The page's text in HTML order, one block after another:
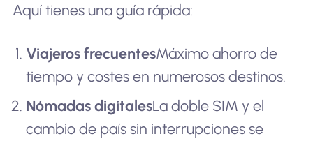
Aquí tienes una guía rápida:
Viajeros frecuentesMáximo ahorro de
tiempo y costes en numerosos destinos.
Nómadas digitalesLa doble SIM y el
cambio de país sin interrupciones se